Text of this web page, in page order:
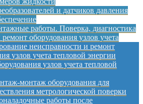
и датчиков давления
работы. Поверка, диагностика
оборудования узлов учета
неисправности и ремонт
узлов учета тепловой энергии
узлов учета тепловой
монтаж оборудования для
метрологической поверки
работы после